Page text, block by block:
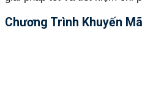
Chương Trình Khuyến